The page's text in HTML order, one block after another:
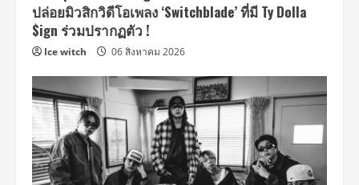
ปล่อยมิวสิกวิดีโอเพลง ‘Switchblade’ ที่มี Ty Dolla
$ign ร่วมปรากฏตัว !
Ice witch 06 สิงหาคม 2026